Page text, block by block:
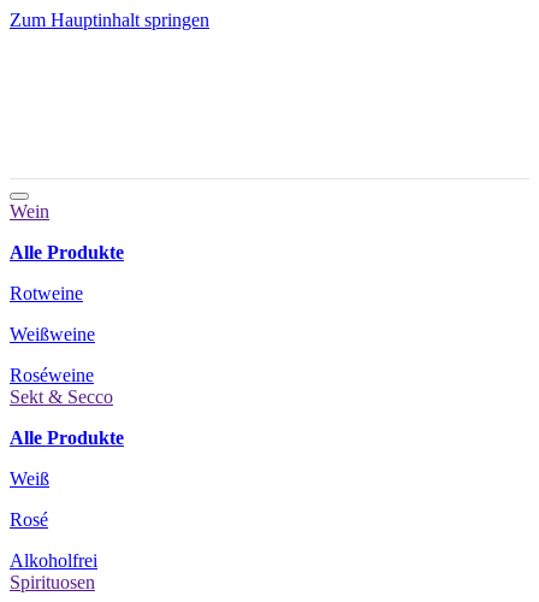
Zum Hauptinhalt springen
Wein
Alle Produkte
Rotweine
Weißweine
Roséweine
Sekt & Secco
Alle Produkte
Weiß
Rosé
Alkoholfrei
Spirituosen